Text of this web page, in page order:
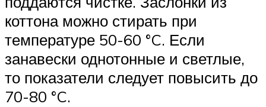
коттона можно стирать при
температуре 50-60 °C. Если
занавески однотонные и светлые,
то показатели следует повысить до
70-80 °C.